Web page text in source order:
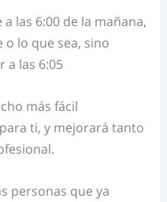
las 6:00 de la mañana,
o lo que sea, sino
a las 6:05
más fácil
ti, y mejorará tanto
personas que ya